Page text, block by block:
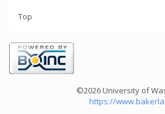
Top
©2026 University of
https://